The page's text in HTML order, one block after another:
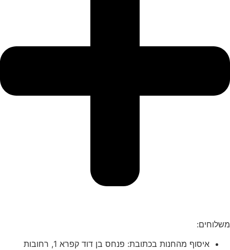
משלוחים:
איסוף מהחנות בכתובת: פנחס בן דוד קפרא 1, רחובות